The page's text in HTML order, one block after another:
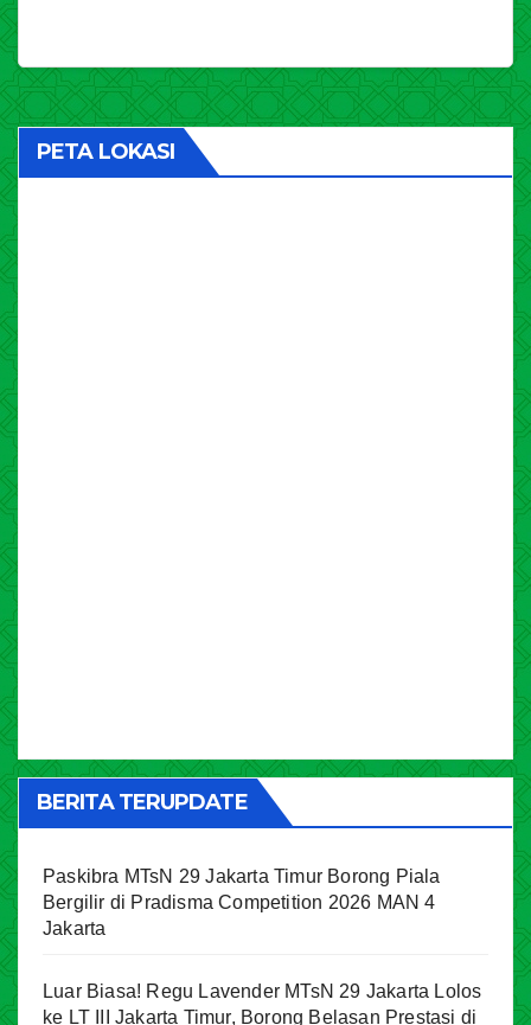
PETA LOKASI
BERITA TERUPDATE
Paskibra MTsN 29 Jakarta Timur Borong Piala
Bergilir di Pradisma Competition 2026 MAN 4
Jakarta
Luar Biasa! Regu Lavender MTsN 29 Jakarta Lolos
ke LT III Jakarta Timur, Borong Belasan Prestasi di